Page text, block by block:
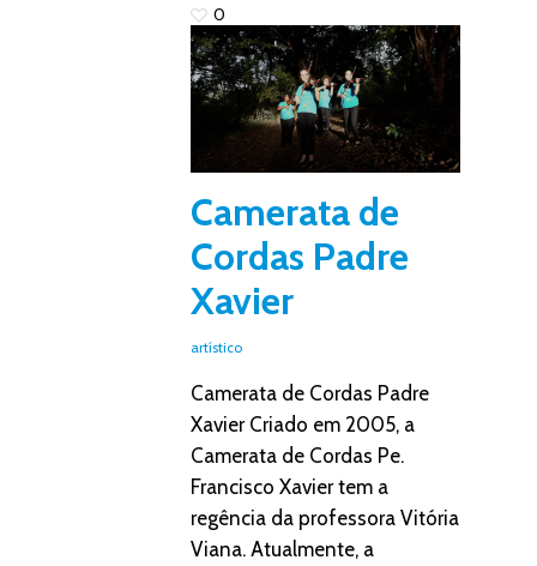
0
Camerata de
Cordas Padre
Xavier
artístico
Camerata de Cordas Padre
Xavier Criado em 2005, a
Camerata de Cordas Pe.
Francisco Xavier tem a
regência da professora Vitória
Viana. Atualmente, a